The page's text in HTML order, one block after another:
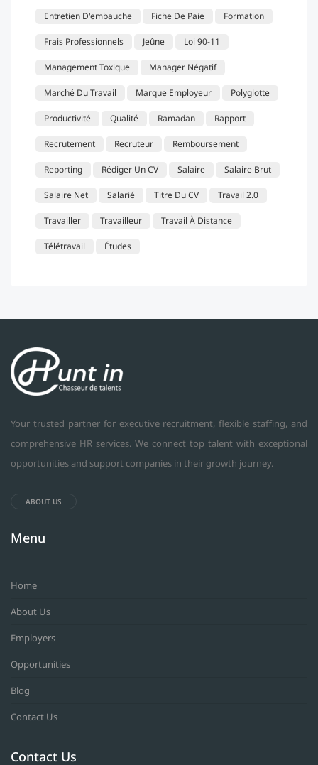
Entretien D'embauche Fiche De Paie Formation
Frais Professionnels Jeûne Loi 90-11
Management Toxique Manager Négatif
Marché Du Travail Marque Employeur Polyglotte
Productivité Qualité Ramadan Rapport
Recrutement Recruteur Remboursement
Reporting Rédiger Un CV Salaire Salaire Brut
Salaire Net Salarié Titre Du CV Travail 2.0
Travailler Travailleur Travail À Distance
Télétravail Études
Your trusted partner for executive recruitment, flexible staffing, and
comprehensive HR services. We connect top talent with exceptional
opportunities and support companies in their growth journey.
ABOUT US
Menu
Home
About Us
Employers
Opportunities
Blog
Contact Us
Contact Us